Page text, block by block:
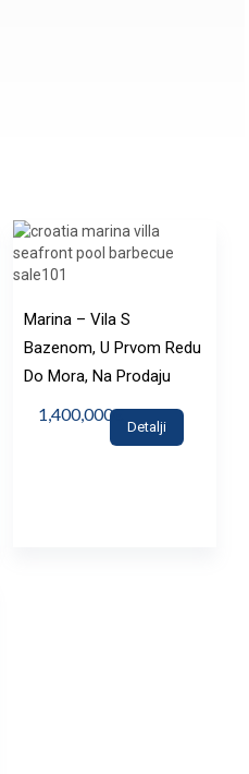
Marina – Vila S
Bazenom, U Prvom Redu
Do Mora, Na Prodaju
1,400,000€
Detalji